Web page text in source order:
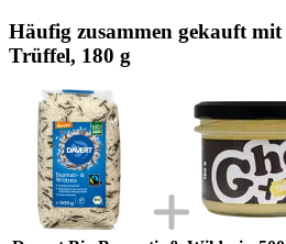
Häufig zusammen gekauft mit
Trüffel, 180 g